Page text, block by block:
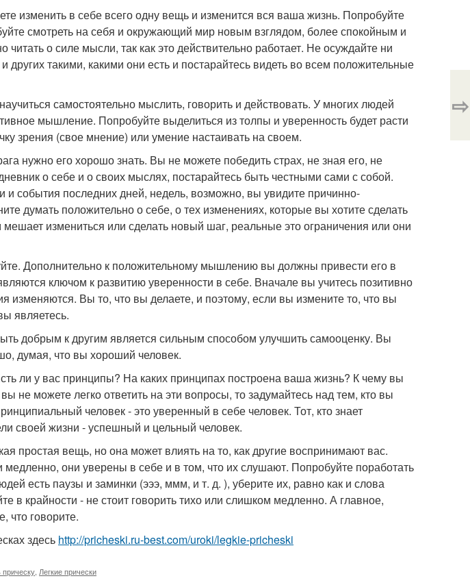
изменить в себе всего одну вещь и изменится вся ваша жизнь. Попробуйте
смотреть на себя и окружающий мир новым взглядом, более спокойным и
о силе мысли, так как это действительно работает. Не осуждайте ни
других такими, какими они есть и постарайтесь видеть во всем положительные
самостоятельно мыслить, говорить и действовать. У многих людей
мышление. Попробуйте выделиться из толпы и уверенность будет расти
зрения (свое мнение) или умение настаивать на своем.
нужно его хорошо знать. Вы не можете победить страх, не зная его, не
о себе и о своих мыслях, постарайтесь быть честными сами с собой.
и события последних дней, недель, возможно, вы увидите причинно-
думать положительно о себе, о тех изменениях, которые вы хотите сделать
измениться или сделать новый шаг, реальные это ограничения или они
Дополнительно к положительному мышлению вы должны привести его в
ключом к развитию уверенности в себе. Вначале вы учитесь позитивно
изменяются. Вы то, что вы делаете, и поэтому, если вы измените то, что вы
являетесь.
добрым к другим является сильным способом улучшить самооценку. Вы
думая, что вы хороший человек.
ли у вас принципы? На каких принципах построена ваша жизнь? К чему вы
не можете легко ответить на эти вопросы, то задумайтесь над тем, кто вы
человек - это уверенный в себе человек. Тот, кто знает
своей жизни - успешный и цельный человек.
простая вещь, но она может влиять на то, как другие воспринимают вас.
они уверены в себе и в том, что их слушают. Попробуйте поработать
есть паузы и заминки (эээ, ммм, и т. д. ), уберите их, равно как и слова
в крайности - не стоит говорить тихо или слишком медленно. А главное,
что говорите.
здесь http://pricheski.ru-best.com/uroki/legkie-pricheski
прическу Легкие прически
⇨